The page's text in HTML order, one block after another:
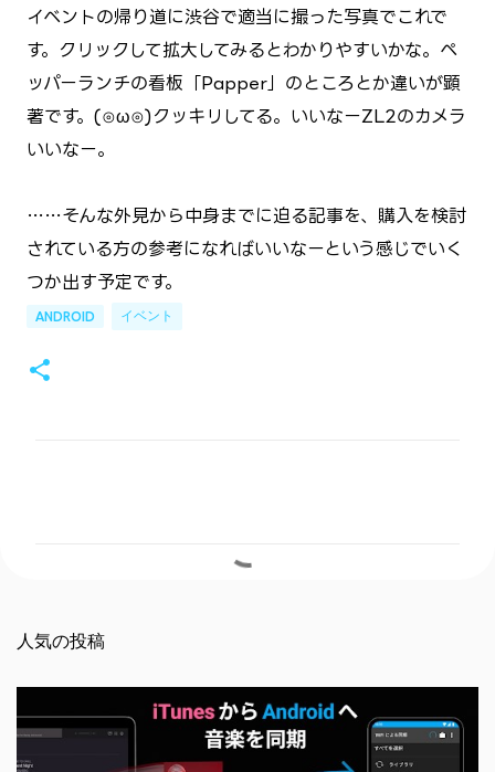
イベントの帰り道に渋谷で適当に撮った写真でこれで
す。クリックして拡大してみるとわかりやすいかな。ペ
ッパーランチの看板「Papper」のところとか違いが顕
著です。(⊙ω⊙)クッキリしてる。いいなーZL2のカメラ
いいなー。
……そんな外見から中身までに迫る記事を、購入を検討
されている方の参考になればいいなーという感じでいく
つか出す予定です。
ANDROID イベント
人気の投稿